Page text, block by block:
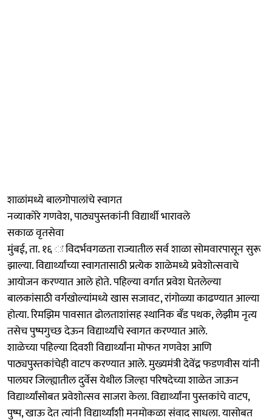
शाळांमध्ये बालगोपालांचे स्वागत
नव्याकोरे गणवेश, पाठ्यपुस्तकांनी विद्यार्थी भारावले
सकाळ वृतसेवा
मुंबई, ता. १६ ः विदर्भवगळता राज्यातील सर्व शाळा सोमवारपासून सुरू
झाल्या. विद्यार्थ्यांच्या स्वागतासाठी प्रत्येक शाळेमध्ये प्रवेशोत्सवाचे
आयोजन करण्यात आले होते. पहिल्या वर्गात प्रवेश घेतलेल्या
बालकांसाठी वर्गखोल्यांमध्ये खास सजावट, रांगोळ्या काढण्यात आल्या
होत्या. रिमझिम पावसात ढोलताशांसह स्थानिक बँड पथक, लेझीम नृत्य
तसेच पुष्पगुच्छ देऊन विद्यार्थ्यांचे स्वागत करण्यात आले.
शाळेच्या पहिल्या दिवशी विद्यार्थ्यांना मोफत गणवेश आणि
पाठ्यपुस्तकांचेही वाटप करण्यात आले. मुख्यमंत्री देवेंद्र फडणवीस यांनी
पालघर जिल्ह्यातील दुर्वेस येथील जिल्हा परिषदेच्या शाळेत जाऊन
विद्यार्थ्यांसोबत प्रवेशोत्सव साजरा केला. विद्यार्थ्यांना पुस्तकांचे वाटप,
पुष्प, खाऊ देत त्यांनी विद्यार्थ्यांशी मनमोकळा संवाद साधला. यासोबत